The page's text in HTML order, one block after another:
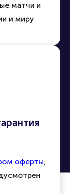
матчи и
и миру
оферты,